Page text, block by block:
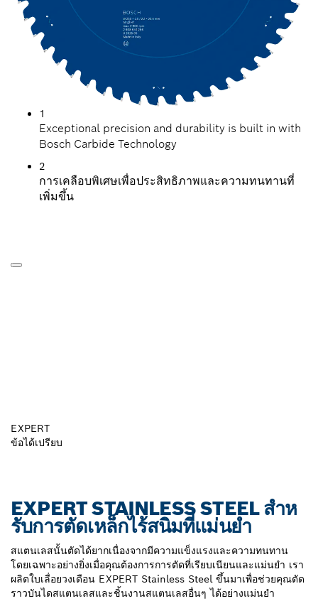
1
Exceptional precision and durability is built in with
Bosch Carbide Technology
2
การเคลือบพิเศษเพื่อประสิทธิภาพและความทนทานที่
เพิ่มขึ้น
EXPERT
ข้อได้เปรียบ
EXPERT STAINLESS STEEL สําห
รับการตัดเหล็กไร้สนิมที่แม่นยํา
สแตนเลสนั้นตัดได้ยากเนื่องจากมีความแข็งแรงและความทนทาน
โดยเฉพาะอย่างยิ่งเมื่อคุณต้องการการตัดที่เรียบเนียนและแม่นยํา เรา
ผลิตใบเลื่อยวงเดือน EXPERT Stainless Steel ขึ้นมาเพื่อช่วยคุณตัด
ราวบันไดสแตนเลสและชิ้นงานสแตนเลสอื่นๆ ได้อย่างแม่นยํา